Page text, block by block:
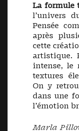
La formule
l’univers
Pensée
après
cette
artistique.
intense, le
textures
On y
dans une
l’émotion
Marla